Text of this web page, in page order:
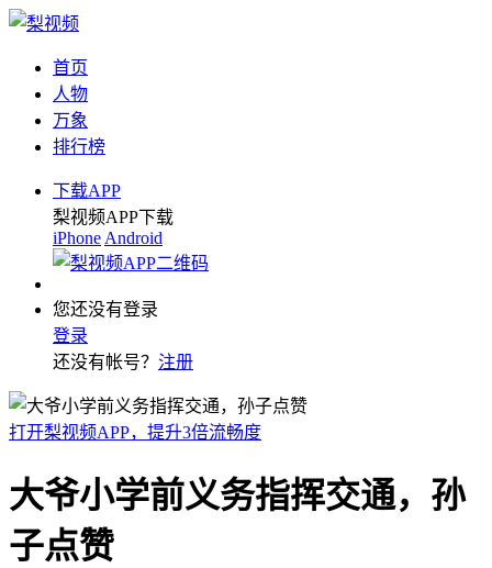
首页
人物
万象
排行榜
下载APP
梨视频APP下载
iPhone Android
您还没有登录
登录
还没有帐号？ 注册
打开梨视频APP，提升3倍流畅度
大爷小学前义务指挥交通，孙
子点赞